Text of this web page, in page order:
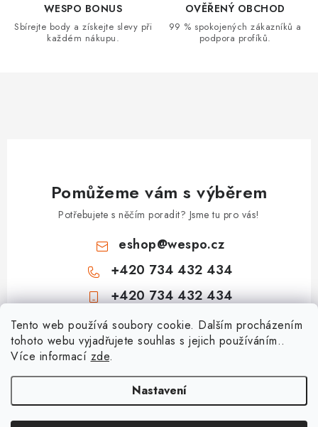
Tento web používá soubory cookie. Dalším procházením
tohoto webu vyjadřujete souhlas s jejich používáním..
Více informací zde.
Nastavení
k
WESPO BONUS
Sbírejte body a získejte slevy při
každém nákupu.
OVĚŘENÝ OBCHOD
99 % spokojených zákazníků a
podpora profíků.
Pomůžeme vám s výběrem
Potřebujete s něčím poradit? Jsme tu pro vás!
eshop@wespo.cz
+420 734 432 434
+420 734 432 434
Informace pro vás